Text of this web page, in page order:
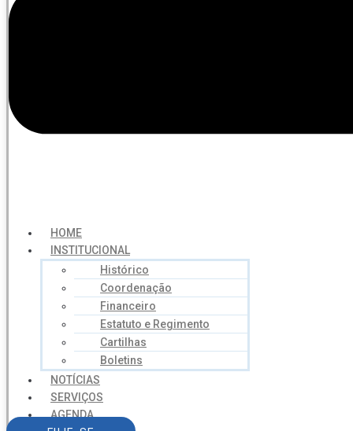
HOME
INSTITUCIONAL
Histórico
Coordenação
Financeiro
Estatuto e Regimento
Cartilhas
Boletins
NOTÍCIAS
SERVIÇOS
AGENDA